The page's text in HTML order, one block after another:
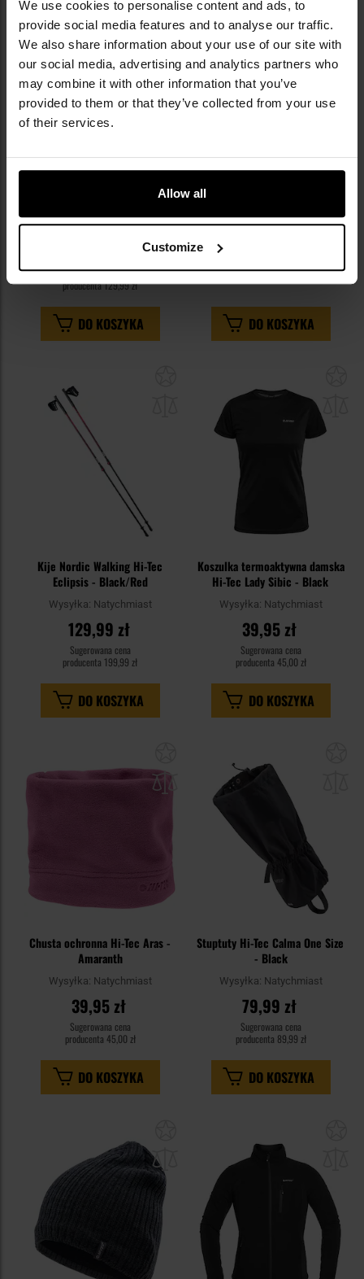
We use cookies to personalise content and ads, to
provide social media features and to analyse our traffic.
We also share information about your use of our site with
our social media, advertising and analytics partners who
may combine it with other information that you’ve
provided to them or that they’ve collected from your use
of their services.
Allow all
Customize
do
schowka
Plecak Hi-Tec Maro 30 l -
Wysyłka:Natychmiast
Sugerowana cena
producenta129,99 zł
DO KOSZYKA
Wysyłka:Natychmiast
DO KOSZYKA
schowka
Kije Nordic Walking Hi-Tec
Eclipsis - Black/Red
Wysyłka: Natychmiast
129,99 zł
Sugerowana cena
producenta 199,99 zł
DO KOSZYKA
Koszulka termoaktywna damska
Hi-Tec Lady Sibic - Black
Wysyłka: Natychmiast
39,95 zł
Sugerowana cena
producenta 45,00 zł
DO KOSZYKA
schowka
Chusta ochronna Hi-Tec Aras -
Amaranth
Wysyłka: Natychmiast
39,95 zł
Sugerowana cena
producenta 45,00 zł
DO KOSZYKA
Stuptuty Hi-Tec Calma One Size
- Black
Wysyłka: Natychmiast
79,99 zł
Sugerowana cena
producenta 89,99 zł
DO KOSZYKA
schowka